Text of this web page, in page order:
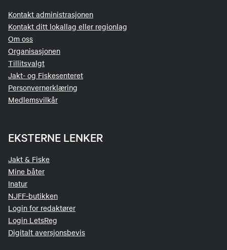
Kontakt administrasjonen
Kontakt ditt lokallag eller regionlag
Om oss
Organisasjonen
Tillitsvalgt
Jakt- og Fiskesenteret
Personvernerklæring
Medlemsvilkår
EKSTERNE LENKER
Jakt & Fiske
Mine båter
Inatur
NJFF-butikken
Login for redaktører
Login LetsReg
Digitalt aversjonsbevis